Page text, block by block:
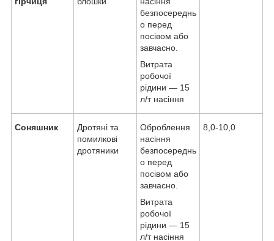
безпосереднь
о перед
посівом або
завчасно.
Витрата
робочої
рідини — 15
л/т насіння
Соняшник
Дротяні та
помилкові
дротяники
Оброблення
насіння
безпосереднь
о перед
посівом або
завчасно.
Витрата
робочої
рідини — 15
л/т насіння
8,0-10,0